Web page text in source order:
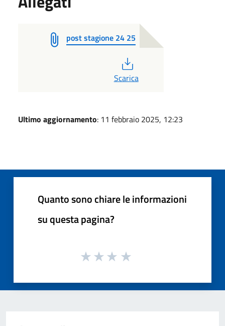
post stagione 24 25
Scarica
Ultimo aggiornamento: 11 febbraio 2025, 12:23
Quanto sono chiare le informazioni
su questa pagina?